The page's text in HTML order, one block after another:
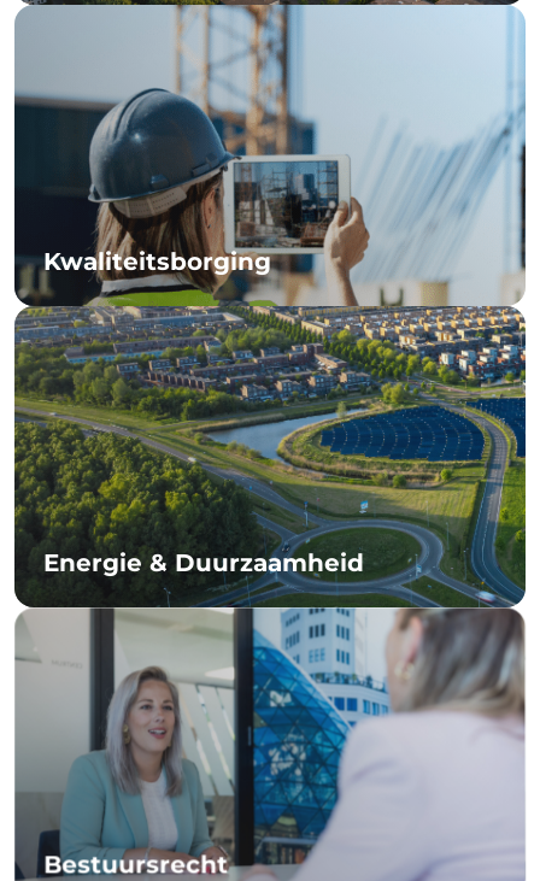
Kwaliteitsborging
Energie & Duurzaamheid
Bestuursrecht